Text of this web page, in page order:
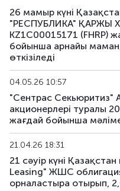
26 мамыр күні
"РЕСПУБЛИКА" ҚАРЖЫ
KZ1C00015171 (FHRP)
бойынша арнайы
өткізіледі
04.05.26 10:57
"Сентрас Секьюритиз"
акционерлері туралы
жағдай бойынша
21.04.26 18:31
21 сәуір күні
Leasing" ЖШС
орналастыра отырып,